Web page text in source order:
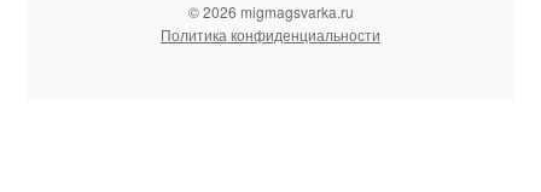
© 2026 migmagsvarka.ru
Политика конфиденциальности